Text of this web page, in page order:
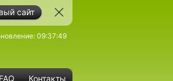
сайт
FAQ Контакты
09:37:49